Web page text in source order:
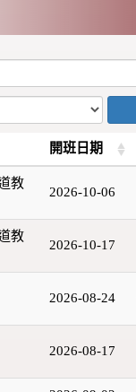
開班日期
教
2026-10-06
教
2026-10-17
2026-08-24
2026-08-17